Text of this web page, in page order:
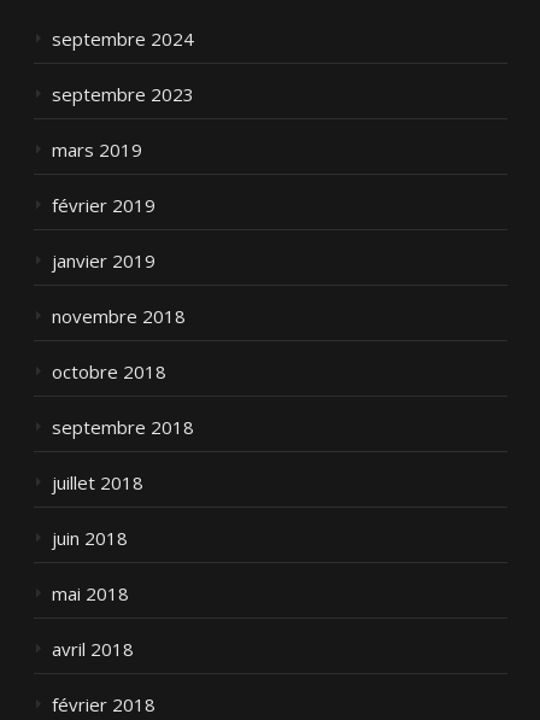
septembre 2024
septembre 2023
mars 2019
février 2019
janvier 2019
novembre 2018
octobre 2018
septembre 2018
juillet 2018
juin 2018
mai 2018
avril 2018
février 2018